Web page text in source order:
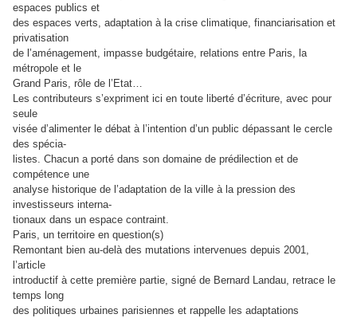
espaces publics et
des espaces verts, adaptation à la crise climatique, financiarisation et
privatisation
de l’aménagement, impasse budgétaire, relations entre Paris, la
métropole et le
Grand Paris, rôle de l’Etat…
Les contributeurs s’expriment ici en toute liberté d’écriture, avec pour
seule
visée d’alimenter le débat à l’intention d’un public dépassant le cercle
des spécia-
listes. Chacun a porté dans son domaine de prédilection et de
compétence une
analyse historique de l’adaptation de la ville à la pression des
investisseurs interna-
tionaux dans un espace contraint.
Paris, un territoire en question(s)
Remontant bien au-delà des mutations intervenues depuis 2001,
l’article
introductif à cette première partie, signé de Bernard Landau, retrace le
temps long
des politiques urbaines parisiennes et rappelle les adaptations